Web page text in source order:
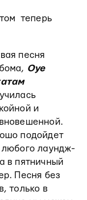
теперь
песня
Оуе
и
подойдет
любого лаундж-
в пятничный
Песня без
только в